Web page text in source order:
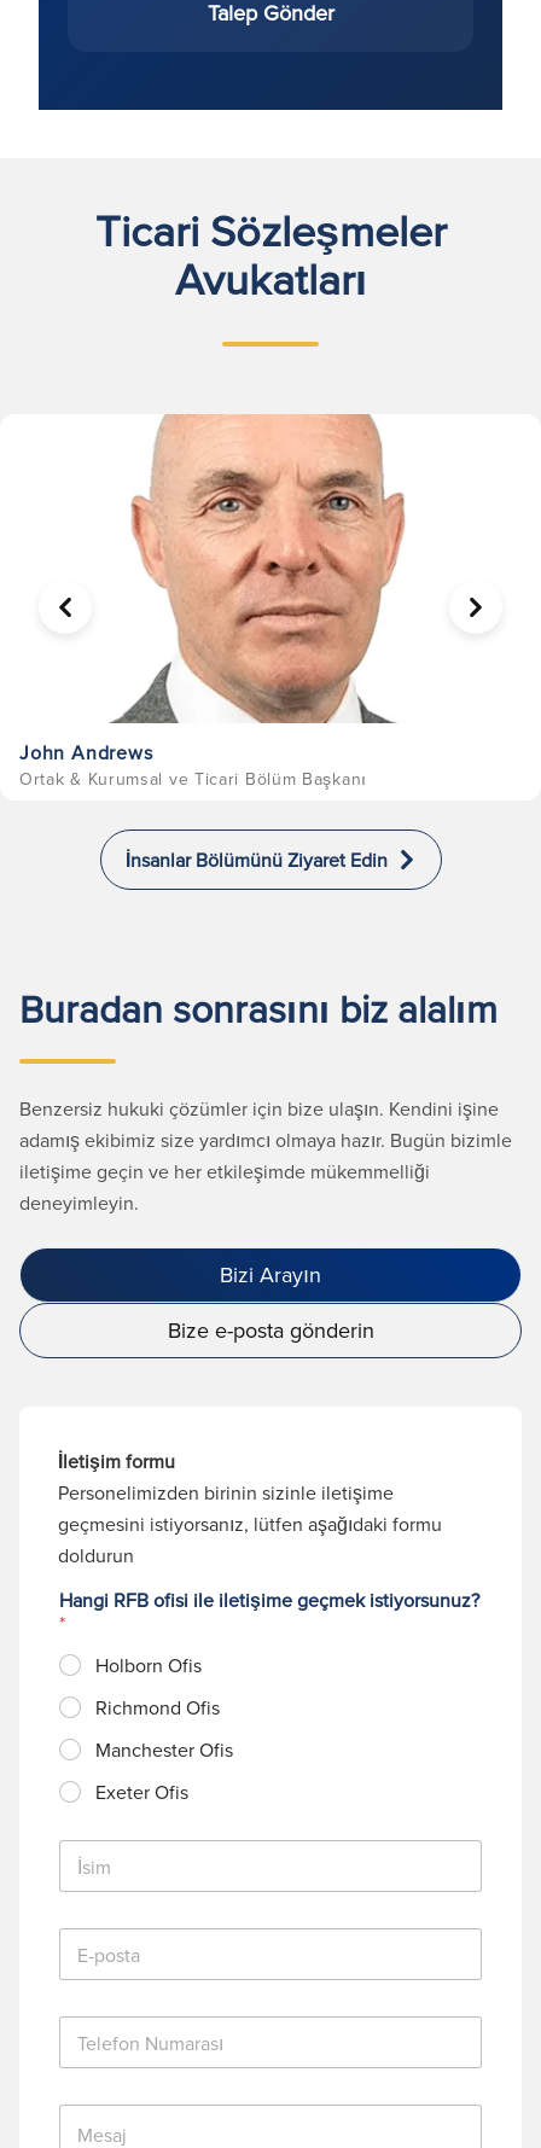
Talep Gönder
Ticari Sözleşmeler
Avukatları
John Andrews
Ortak & Kurumsal ve Ticari Bölüm Başkanı
ÖNCEKI
İnsanlar Bölümünü Ziyaret Edin
Buradan sonrasını biz alalım
Benzersiz hukuki çözümler için bize ulaşın. Kendini işine
adamış ekibimiz size yardımcı olmaya hazır. Bugün bizimle
iletişime geçin ve her etkileşimde mükemmelliği
deneyimleyin.
Bizi Arayın
Bize e-posta gönderin
İletişim formu
Personelimizden birinin sizinle iletişime
geçmesini istiyorsanız, lütfen aşağıdaki formu
doldurun
Hangi RFB ofisi ile iletişime geçmek istiyorsunuz?
*
Holborn Ofis
Richmond Ofis
Manchester Ofis
Exeter Ofis
İ
i
E
p
a
*
T
l
M